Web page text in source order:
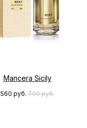
Mancera Sicily
560 руб. 700 руб.